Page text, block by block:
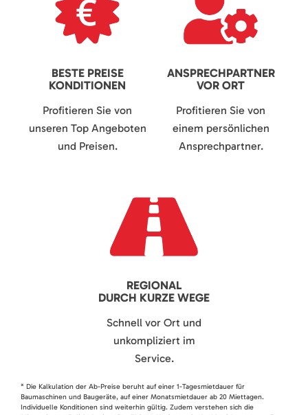
BESTE PREISE
KONDITIONEN
Profitieren Sie von
unseren Top Angeboten
und Preisen.
ANSPRECHPARTNER
VOR ORT
Profitieren Sie von
einem persönlichen
Ansprechpartner.
REGIONAL
DURCH KURZE WEGE
Schnell vor Ort und
unkompliziert im
Service.
* Die Kalkulation der Ab-Preise beruht auf einer 1-Tagesmietdauer für
Baumaschinen und Baugeräte, auf einer Monatsmietdauer ab 20 Miettagen.
Individuelle Konditionen sind weiterhin gültig. Zudem verstehen sich die